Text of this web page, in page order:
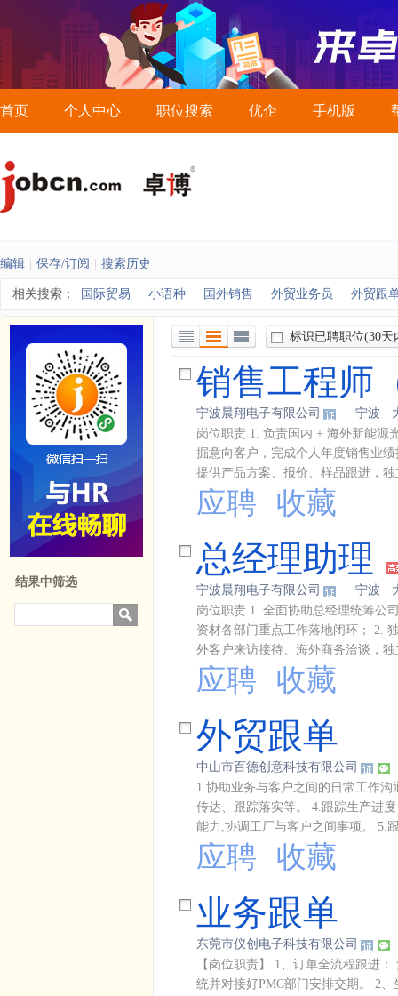
首页 个人中心 职位搜索 优企 手机版
编辑 保存/订阅 搜索历史
相关搜索： 国际贸易 小语种 国外销售 外贸业务员 外贸跟
结果中筛选
全部展开视图 标识已聘职位(30天
销售工程师
宁波晨翔电子有限公司 宁波
岗位职责 1. 负责国内 + 海外新能源
掘意向客户，完成个人年度销售业
提供产品方案、报价、样品跟进，
应聘 收藏
总经理助理
宁波晨翔电子有限公司 宁波
岗位职责 1. 全面协助总经理统筹公
资材各部门重点工作落地闭环； 2.
外客户来访接待、海外商务洽谈，
应聘 收藏
外贸跟单
中山市百德创意科技有限公司
1.协助业务与客户之间的日常工作
传达、跟踪落实等。 4.跟踪生产进
能力,协调工厂与客户之间事项。 5.
应聘 收藏
业务跟单
东莞市仪创电子科技有限公司
【岗位职责】 1、订单全流程跟进
统并对接好PMC部门安排交期。 2